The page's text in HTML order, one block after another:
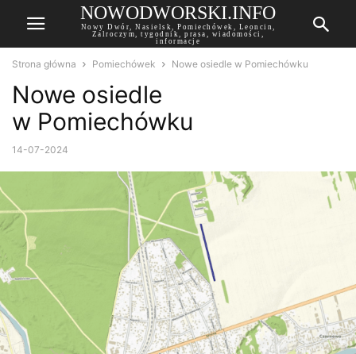
NOWODWORSKI.INFO
Nowy Dwór, Nasielsk, Pomiechówek, Leoncin,
Zalroczym, tygodnik, prasa, wiadomości,
informacje
Strona główna Pomiechówek Nowe osiedle w Pomiechówku
Nowe osiedle
w Pomiechówku
14-07-2024